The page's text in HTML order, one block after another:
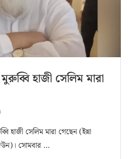
হাজী সেলিম মারা
হাজী সেলিম মারা গেছেন (ইন্না
সোমবার …